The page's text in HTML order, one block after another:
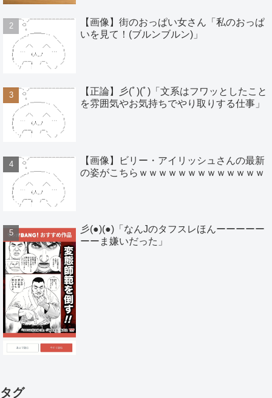
【画像】街のおっぱい女さん「私のおっぱ
いを見て！(ブルンブルン)」
【正論】彡(ﾟ)(ﾟ)「文系はフワッとしたこと
を雰囲気やお気持ちでやり取りする仕事」
【画像】ビリー・アイリッシュさんの最新
の姿がこちらｗｗｗｗｗｗｗｗｗｗｗｗｗ
彡(●)(●)「なんJのタフスレほんーーーーー
ーーま嫌いだった」
タグ